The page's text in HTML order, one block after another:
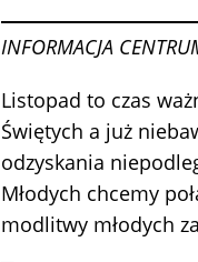
INFORMACJA
Listopad to czas
Świętych a już
odzyskania
Młodych chcemy
modlitwy młodych